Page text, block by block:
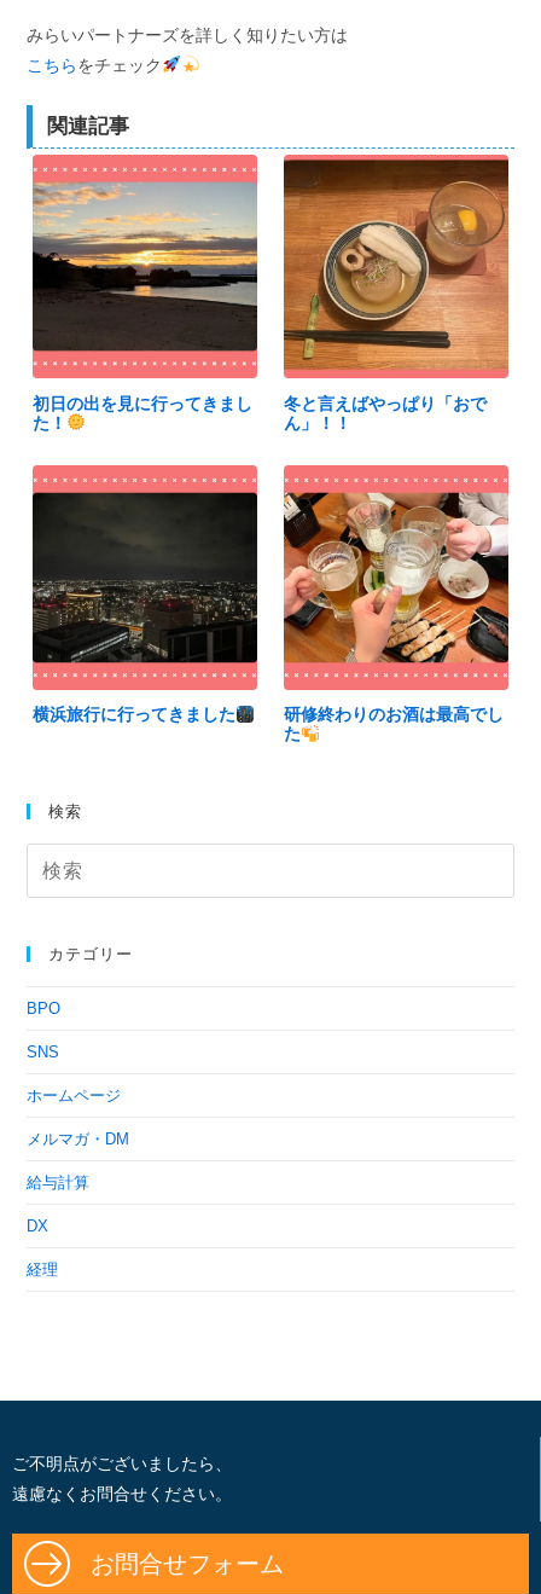
みらいパートナーズを詳しく知りたい方は
こちらをチェック
関連記事
初日の出を見に行ってきまし
た！
冬と言えばやっぱり「おで
ん」！！
横浜旅行に行ってきました
研修終わりのお酒は最高でし
た
検索
カテゴリー
BPO
SNS
ホームページ
メルマガ・DM
給与計算
DX
経理
ご不明点がございましたら、
遠慮なくお問合せください。
お問合せフォーム